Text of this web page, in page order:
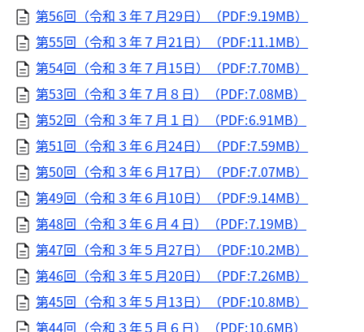
第56回（令和３年７月29日）（PDF:9.19MB）
第55回（令和３年７月21日）（PDF:11.1MB）
第54回（令和３年７月15日）（PDF:7.70MB）
第53回（令和３年７月８日）（PDF:7.08MB）
第52回（令和３年７月１日）（PDF:6.91MB）
第51回（令和３年６月24日）（PDF:7.59MB）
第50回（令和３年６月17日）（PDF:7.07MB）
第49回（令和３年６月10日）（PDF:9.14MB）
第48回（令和３年６月４日）（PDF:7.19MB）
第47回（令和３年５月27日）（PDF:10.2MB）
第46回（令和３年５月20日）（PDF:7.26MB）
第45回（令和３年５月13日）（PDF:10.8MB）
第44回（令和３年５月６日）（PDF:10.6MB）